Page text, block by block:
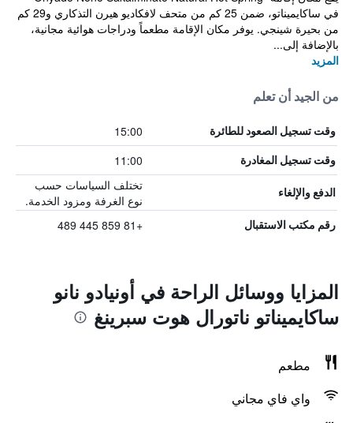
في ساكايميناتو، ضمن 25 كم من متحف لافكاديو هيرن التذكاري و29 كم
من بحيرة شينجي. يوفر مكان الإقامة مطعماً ودراجات هوائية مجانية،
بالإضافة إلى...
المزيد
من الجيد أن تعلم
وقت تسجيل الصعود للطائرة 15:00
وقت تسجيل المغادرة 11:00
الدفع والإلغاء
تختلف السياسات حسب
نوع الغرفة ومزود الخدمة.
رقم مكتب الاستقبال +81 859 445 489
المزايا ووسائل الراحة في أونيادو نانو
ساكايميناتو ناتورال هوت سبرينغ
مطعم
واي فاي مجاني